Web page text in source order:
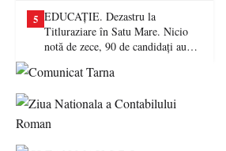
5 EDUCAȚIE. Dezastru la
Titluraziare în Satu Mare. Nicio
notă de zece, 90 de candidați au